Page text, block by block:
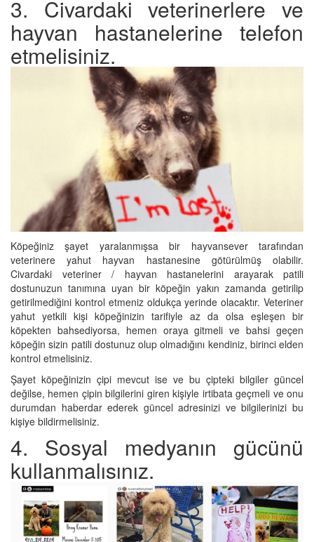
3. Civardaki veterinerlere ve
hayvan hastanelerine telefon
etmelisiniz.
Köpeğiniz şayet yaralanmışsa bir hayvansever tarafından
veterinere yahut hayvan hastanesine götürülmüş olabilir.
Civardaki veteriner / hayvan hastanelerini arayarak patili
dostunuzun tanımına uyan bir köpeğin yakın zamanda getirilip
getirilmediğini kontrol etmeniz oldukça yerinde olacaktır. Veteriner
yahut yetkili kişi köpeğinizin tarifiyle az da olsa eşleşen bir
köpekten bahsediyorsa, hemen oraya gitmeli ve bahsi geçen
köpeğin sizin patili dostunuz olup olmadığını kendiniz, birinci elden
kontrol etmelisiniz.
Şayet köpeğinizin çipi mevcut ise ve bu çipteki bilgiler güncel
değilse, hemen çipin bilgilerini giren kişiyle irtibata geçmeli ve onu
durumdan haberdar ederek güncel adresinizi ve bilgilerinizi bu
kişiye bildirmelisiniz.
4. Sosyal medyanın gücünü
kullanmalısınız.